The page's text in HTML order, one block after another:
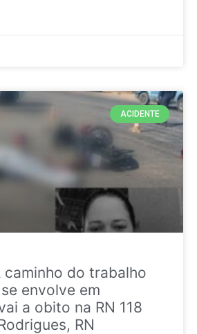
ACIDENTE
caminho do trabalho
envolve em
a obito na RN 118
RN